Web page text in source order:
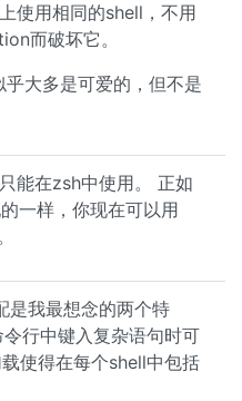
使用相同的shell，不用
而破坏它。
大多是可爱的，但不是
能在zsh中使用。 正如
一样，你现在可以用
我最想念的两个特
行中键入复杂语句时可
使得在每个shell中包括